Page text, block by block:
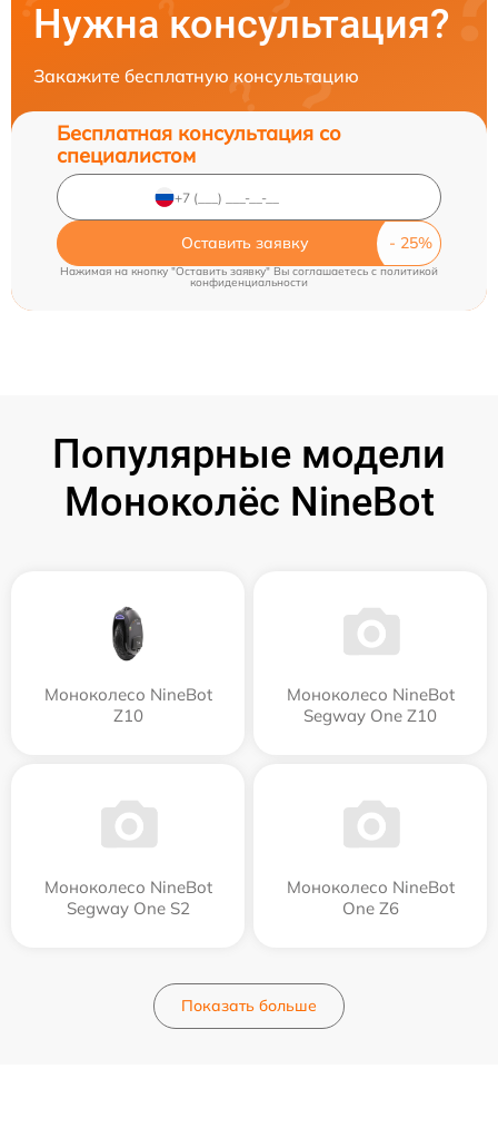
Нужна консультация?
Закажите бесплатную консультацию
Бесплатная консультация со
специалистом
Оставить заявку
Нажимая на кнопку "Оставить заявку" Вы соглашаетесь c политикой
конфиденциальности
Популярные модели
Моноколёс NineBot
Моноколесо NineBot
Z10
Моноколесо NineBot
Segway One Z10
Моноколесо NineBot
Segway One S2
Моноколесо NineBot
One Z6
Показать больше